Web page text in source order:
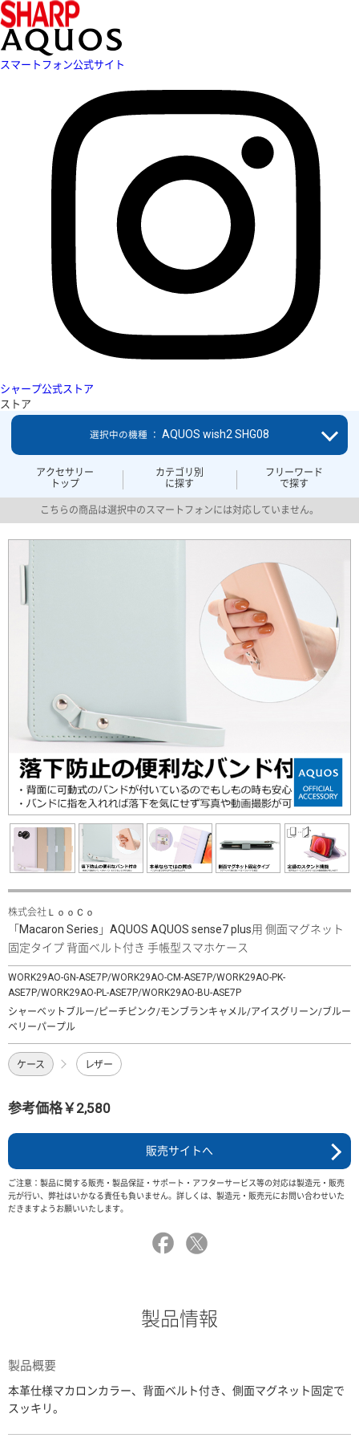
スマートフォン公式サイト
シャープ公式ストア
ストア
アクセサリー
トップ
カテゴリ別
に探す
フリーワード
で探す
選択中の機種 ： AQUOS wish2 SHG08
こちらの商品は選択中のスマートフォンには対応していません。
株式会社ＬｏｏＣｏ
「Macaron Series」AQUOS AQUOS sense7 plus用 側面マグネット
固定タイプ 背面ベルト付き 手帳型スマホケース
WORK29AO-GN-ASE7P/WORK29AO-CM-ASE7P/WORK29AO-PK-
ASE7P/WORK29AO-PL-ASE7P/WORK29AO-BU-ASE7P
シャーベットブルー/ピーチピンク/モンブランキャメル/アイスグリーン/ブルー
ベリーパープル
ケース レザー
参考価格￥2,580
販売サイトへ
ご注意：製品に関する販売・製品保証・サポート・アフターサービス等の対応は製造元・販売
元が行い、弊社はいかなる責任も負いません。詳しくは、製造元・販売元にお問い合わせいた
だきますようお願いいたします。
製品情報
製品概要
本革仕様マカロンカラー、背面ベルト付き、側面マグネット固定で
スッキリ。